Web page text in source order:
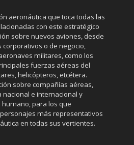
aeronáutica que toca todas las
con este estratégico
sobre nuevos aviones, desde
corporativos o de negocio,
militares, como los
fuerzas aéreas del
helicópteros, etcétera.
sobre compañías aéreas,
e internacional y
para los que
más representativos
en todas sus vertientes.